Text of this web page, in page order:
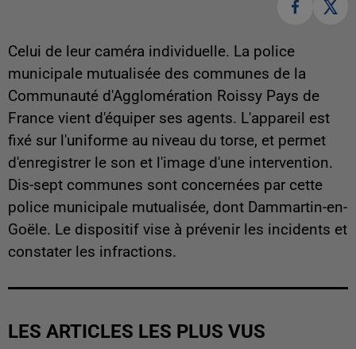
Celui de leur caméra individuelle. La police
municipale mutualisée des communes de la
Communauté d'Agglomération Roissy Pays de
France vient d'équiper ses agents. L'appareil est
fixé sur l'uniforme au niveau du torse, et permet
d'enregistrer le son et l'image d'une intervention.
Dis-sept communes sont concernées par cette
police municipale mutualisée, dont Dammartin-en-
Goële. Le dispositif vise à prévenir les incidents et
constater les infractions.
LES ARTICLES LES PLUS VUS